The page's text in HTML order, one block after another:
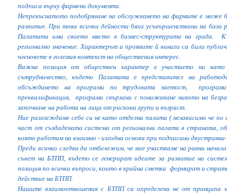
подписа върху фирмени документи.
Непрекъснатото подобряване на обслужването на фирмите е може
развитие. При това всички дейности бяха усъвършенствани на база
Палатата има своето място в бизнес-структурата на града.
регионално значение. Характерът и проявите й винаги са били
членовете в големия контекст на обществения интерес.
Важна позиция от обществен характер е участието ни
сътрудничество, където Палатата е представител на
обсъждането на програми по трудовата заетост, програми
преквалификация, програми свързани с понижаване нивото на
започване на работа на лица от рискови групи и възраст.
Ние разглеждаме себе си не като отделна палата ( независимо че
част от създадената система от регионални палати в страната,
която работим на взаимно - изгодна основа при подписани двустранни
Преди всичко следва да отбележим, че ние участваме на равни
съвет на БТПП, където се генерират идеите за развитие на
позиция по всички въпроси, които в крайна сметка формират и
действие на БТПП.
Нашите взаимоотношения с БТПП са определени не от принципа